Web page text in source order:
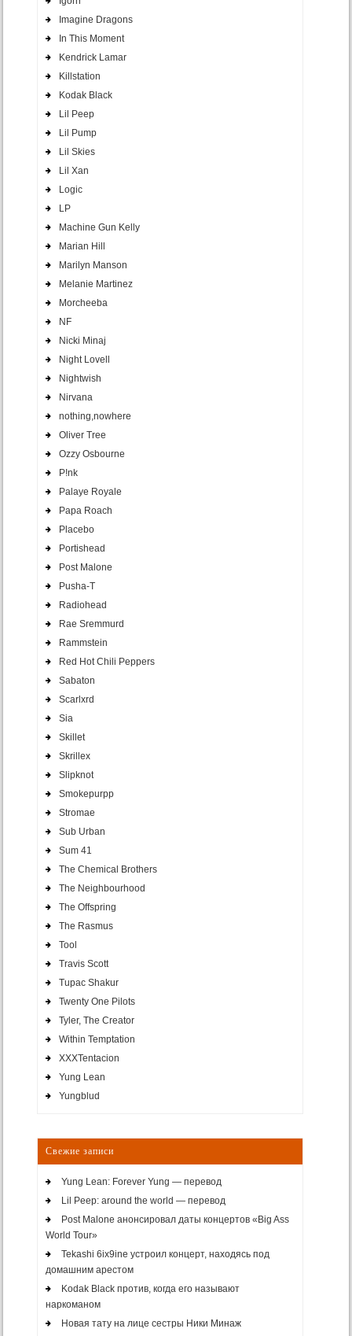
Imagine Dragons
In This Moment
Kendrick Lamar
Killstation
Kodak Black
Lil Peep
Lil Pump
Lil Skies
Lil Xan
Logic
LP
Machine Gun Kelly
Marian Hill
Marilyn Manson
Melanie Martinez
Morcheeba
NF
Nicki Minaj
Night Lovell
Nightwish
Nirvana
nothing,nowhere
Oliver Tree
Ozzy Osbourne
P!nk
Palaye Royale
Papa Roach
Placebo
Portishead
Post Malone
Pusha-T
Radiohead
Rae Sremmurd
Rammstein
Red Hot Chili Peppers
Sabaton
Scarlxrd
Sia
Skillet
Skrillex
Slipknot
Smokepurpp
Stromae
Sub Urban
Sum 41
The Chemical Brothers
The Neighbourhood
The Offspring
The Rasmus
Tool
Travis Scott
Tupac Shakur
Twenty One Pilots
Tyler, The Creator
Within Temptation
XXXTentacion
Yung Lean
Yungblud
Свежие записи
Yung Lean: Forever Yung — перевод
Lil Peep: around the world — перевод
Post Malone анонсировал даты концертов «Big Ass
World Tour»
Tekashi 6ix9ine устроил концерт, находясь под
домашним арестом
Kodak Black против, когда его называют
наркоманом
Новая тату на лице сестры Ники Минаж